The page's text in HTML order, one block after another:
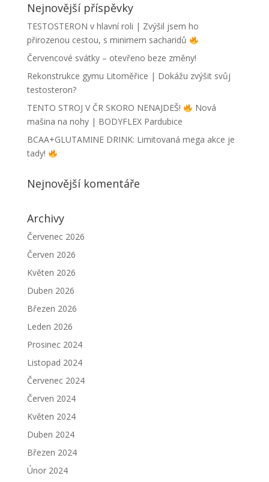
Nejnovější příspěvky
TESTOSTERON v hlavní roli | Zvýšil jsem ho
přirozenou cestou, s minimem sacharidů
Červencové svátky – otevřeno beze změny!
Rekonstrukce gymu Litoměřice | Dokážu zvýšit svůj
testosteron?
TENTO STROJ V ČR SKORO NENAJDEŠ!
Nová
mašina na nohy | BODYFLEX Pardubice
BCAA+GLUTAMINE DRINK: Limitovaná mega akce je
tady!
Nejnovější komentáře
Archivy
Červenec 2026
Červen 2026
Květen 2026
Duben 2026
Březen 2026
Leden 2026
Prosinec 2024
Listopad 2024
Červenec 2024
Červen 2024
Květen 2024
Duben 2024
Březen 2024
Únor 2024